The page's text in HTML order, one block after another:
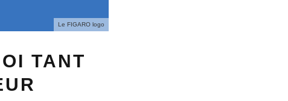
Le FIGARO logo
TANT